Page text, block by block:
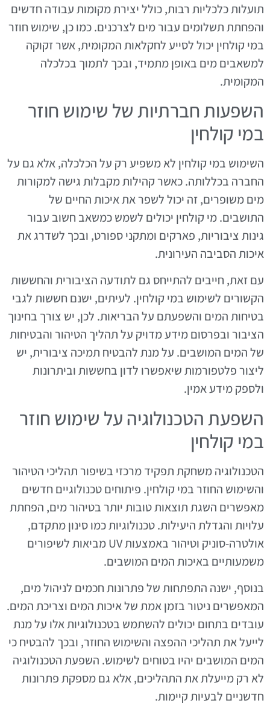
תועלות כלכליות רבות, כולל יצירת מקומות עבודה חדשים
והפחתת תשלומים עבור מים לצרכנים. כמו כן, שימוש חוזר
במי קולחין יכול לסייע לחקלאות המקומית, אשר זקוקה
למשאבים מים באופן מתמיד, ובכך לתמוך בכלכלה
המקומית.
השפעות חברתיות של שימוש חוזר
במי קולחין
השימוש במי קולחין לא משפיע רק על הכלכלה, אלא גם על
החברה בכללותה. כאשר קהילות מקבלות גישה למקורות
מים משופרים, זה יכול לשפר את איכות החיים של
התושבים. מי קולחין יכולים לשמש כמשאב חשוב עבור
גינות ציבוריות, פארקים ומתקני ספורט, ובכך לשדרג את
איכות הסביבה העירונית.
עם זאת, חייבים להתייחס גם לתודעה הציבורית והחששות
הקשורים לשימוש במי קולחין. לעיתים, ישנם חששות לגבי
בטיחות המים והשפעתם על הבריאות. לכן, יש צורך בחינוך
הציבור ובפרסום מידע מדויק על תהליך הטיהור והבטיחות
של המים המושבים. על מנת להבטיח תמיכה ציבורית, יש
ליצור פלטפורמות שיאפשרו לדון בחששות וביתרונות
ולספק מידע אמין.
השפעת הטכנולוגיה על שימוש חוזר
במי קולחין
הטכנולוגיה משחקת תפקיד מרכזי בשיפור תהליכי הטיהור
והשימוש החוזר במי קולחין. פיתוחים טכנולוגיים חדשים
מאפשרים השגת תוצאות טובות יותר בטיהור מים, הפחתת
עלויות והגדלת היעילות. טכנולוגיות כמו סינון מתקדם,
אולטרה-סוניק וטיהור באמצעות UV מביאות לשיפורים
משמעותיים באיכות המים המושבים.
בנוסף, ישנה התפתחות של פתרונות חכמים לניהול מים,
המאפשרים ניטור בזמן אמת של איכות המים וצריכת המים.
עובדים בתחום יכולים להשתמש בטכנולוגיות אלו על מנת
לייעל את תהליכי ההפצה והשימוש החוזר, ובכך להבטיח כי
המים המושבים יהיו בטוחים לשימוש. השפעת הטכנולוגיה
לא רק מייעלת את התהליכים, אלא גם מספקת פתרונות
חדשניים לבעיות קיימות.